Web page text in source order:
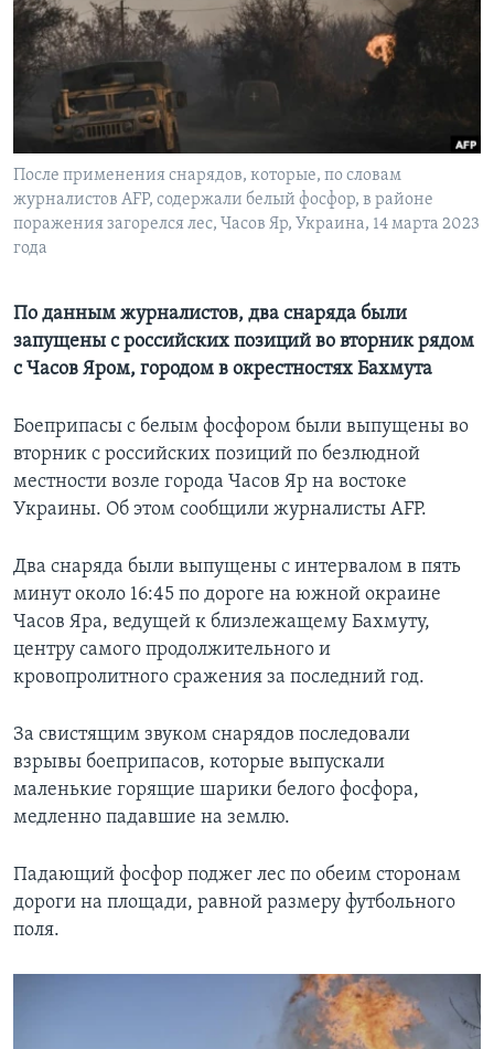
Learning English
СОЦИАЛЬНЫЕ СЕТИ
Языки
После применения снарядов, которые, по словам
журналистов AFP, содержали белый фосфор, в районе
поражения загорелся лес, Часов Яр, Украина, 14 марта 2023
года
По данным журналистов, два снаряда были
запущены c российских позиций во вторник рядом
с Часов Яром, городом в окрестностях Бахмута
Боеприпасы с белым фосфором были выпущены во
вторник с российских позиций по безлюдной
местности возле города Часов Яр на востоке
Украины. Об этом сообщили журналисты AFP.
Два снаряда были выпущены с интервалом в пять
минут около 16:45 по дороге на южной окраине
Часов Яра, ведущей к близлежащему Бахмуту,
центру самого продолжительного и
кровопролитного сражения за последний год.
За свистящим звуком снарядов последовали
взрывы боеприпасов, которые выпускали
маленькие горящие шарики белого фосфора,
медленно падавшие на землю.
Падающий фосфор поджег лес по обеим сторонам
дороги на площади, равной размеру футбольного
поля.